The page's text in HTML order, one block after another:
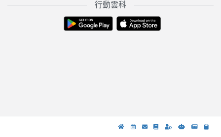
行動雲科